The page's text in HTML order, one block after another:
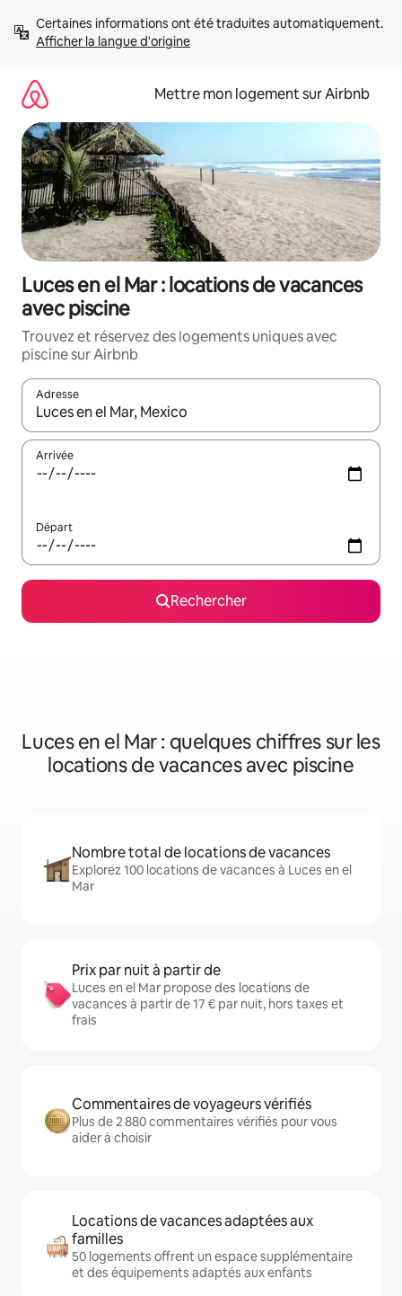
directement
Afficher la langue d'origine
Mettre mon logement sur Airbnb
Luces en el Mar : locations de vacances
avec piscine
Trouvez et réservez des logements uniques avec
piscine sur Airbnb
Adresse
Lorsque les résultats s'affichent, utilisez les flèches vers le
Arrivée
Départ
Rechercher
Luces en el Mar : quelques chiffres sur les
locations de vacances avec piscine
Nombre total de locations de vacances
Explorez 100 locations de vacances à Luces en el
Mar
Prix par nuit à partir de
Luces en el Mar propose des locations de
vacances à partir de 17 € par nuit, hors taxes et
frais
Commentaires de voyageurs vérifiés
Plus de 2 880 commentaires vérifiés pour vous
aider à choisir
Locations de vacances adaptées aux
familles
50 logements offrent un espace supplémentaire
et des équipements adaptés aux enfants